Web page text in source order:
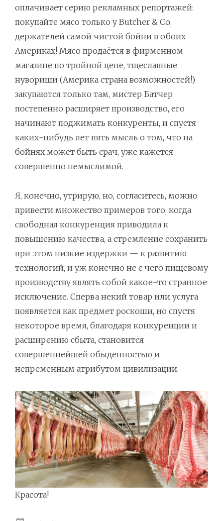
оплачивает серию рекламных репортажей:
покупайте мясо только у Butcher & Co,
держателей самой чистой бойни в обоих
Америках! Мясо продаётся в фирменном
магазине по тройной цене, тщеславные
нувориши (Америка страна возможностей!)
закупаются только там, мистер Батчер
постепенно расширяет производство, его
начинают поджимать конкуренты, и спустя
каких-нибудь лет пять мысль о том, что на
бойнях может быть срач, уже кажется
совершенно немыслимой.
Я, конечно, утрирую, но, согласитесь, можно
привести множество примеров того, когда
свободная конкуренция приводила к
повышению качества, а стремление сохранить
при этом низкие издержки — к развитию
технологий, и уж конечно не с чего пищевому
производству являть собой какое-то странное
исключение. Сперва некий товар или услуга
появляется как предмет роскоши, но спустя
некоторое время, благодаря конкуренции и
расширению сбыта, становится
совершеннейшей обыденностью и
непременным атрибутом цивилизации.
Красота!